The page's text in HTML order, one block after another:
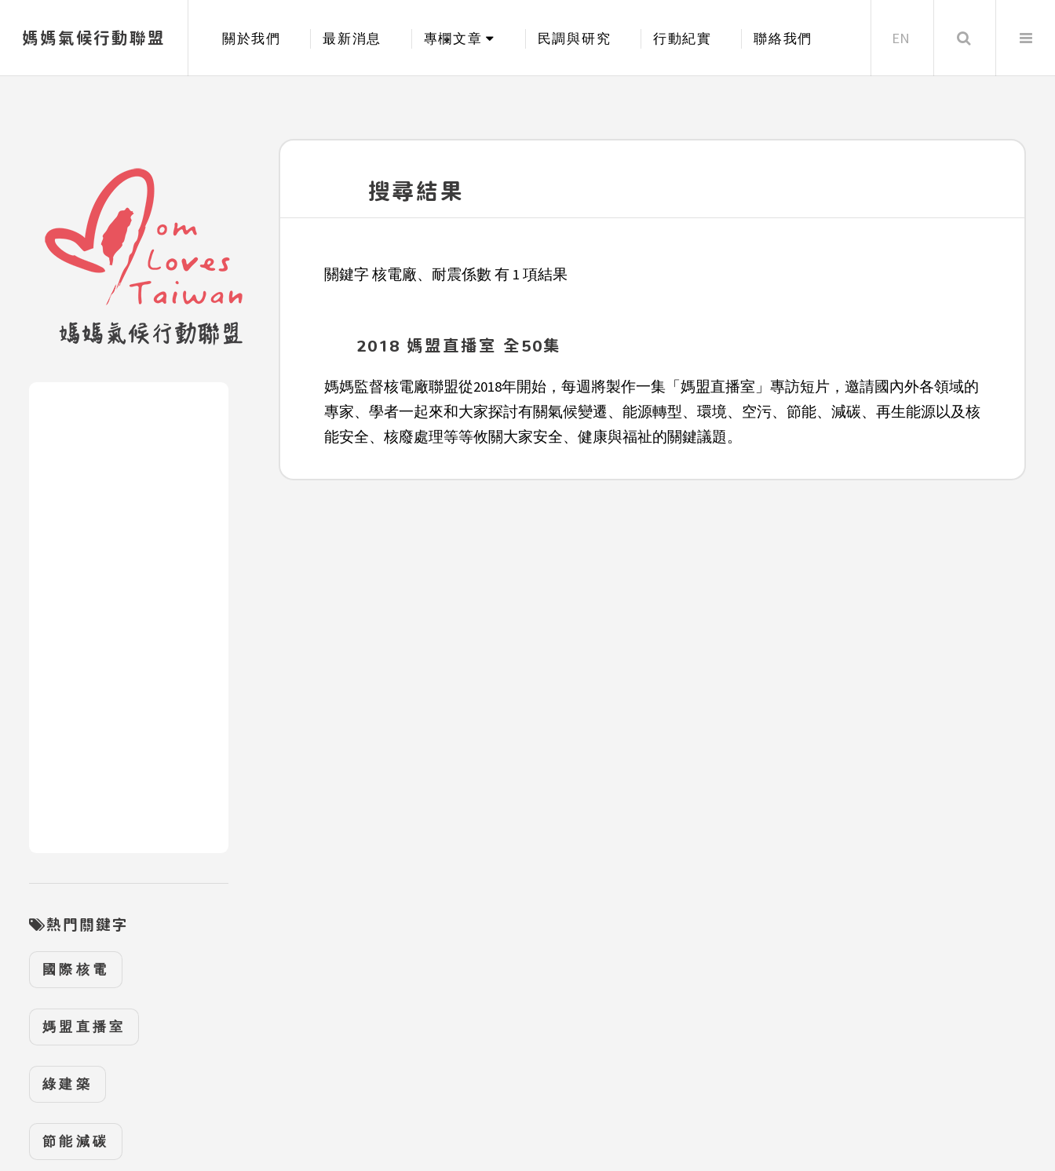
媽媽氣候行動聯盟 關於我們 最新消息 專欄文章 民調與研究 行動紀實 聯絡我們 EN Search
搜尋結果
關鍵字核電廠、耐震係數 有 1 項結果
2018 媽盟直播室 全50集
媽媽監督核電廠聯盟從2018年開始，每週將製作一集「媽盟直播室」專訪短片，邀請國內外各領域的
專家、學者一起來和大家探討有關氣候變遷、能源轉型、環境、空污、節能、減碳、再生能源以及核
能安全、核廢處理等等攸關大家安全、健康與福祉的關鍵議題。
熱門關鍵字
國際核電
媽盟直播室
綠建築
節能減碳